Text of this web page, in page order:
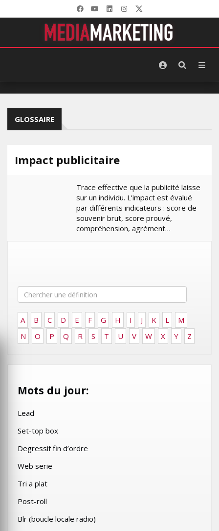
GLOSSAIRE
Impact publicitaire
Trace effective que la publicité laisse
sur un individu. L’impact est évalué
par différents indicateurs : score de
souvenir brut, score prouvé,
compréhension, agrément…
A B C D E F G H I J K L
M
N
O P Q R S T U V W X Y Z
Mots du jour:
Lead
Set-top box
Degressif fin d’ordre
Web serie
Tri a plat
Post-roll
Blr (boucle locale radio)